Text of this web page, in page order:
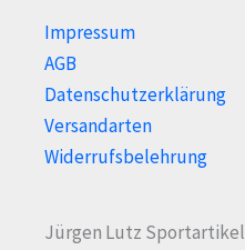
Impressum
AGB
Datenschutzerklärung
Versandarten
Widerrufsbelehrung
Jürgen Lutz Sportartikel